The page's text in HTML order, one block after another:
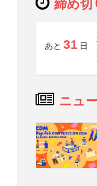
締め切
あと 31 日
ニュ